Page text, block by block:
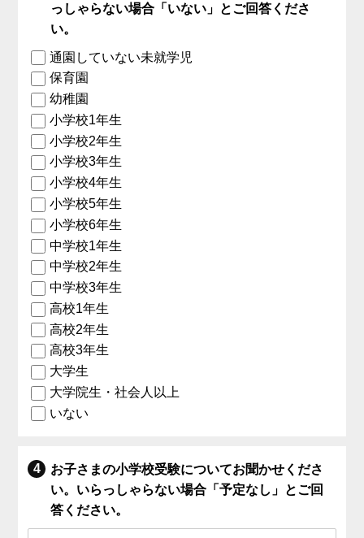
っしゃらない場合「いない」とご回答くださ
い。
通園していない未就学児
保育園
幼稚園
小学校1年生
小学校2年生
小学校3年生
小学校4年生
小学校5年生
小学校6年生
中学校1年生
中学校2年生
中学校3年生
高校1年生
高校2年生
高校3年生
大学生
大学院生・社会人以上
いない
お子さまの小学校受験についてお聞かせくださ
い。いらっしゃらない場合「予定なし」とご回
答ください。